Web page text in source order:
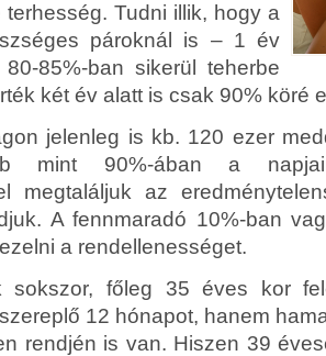
terhesség. Tudni illik, hogy a
pároknál is – 1 év
85%-ban sikerül teherbe
két év alatt is csak 90% köré
jelenleg is kb. 120 ezer
mint 90%-ában a
megtaláljuk az
A fennmaradó 10%-ban
a rendellenességet.
sokszor, főleg 35 éves kor
12 hónapot, hanem
rendjén is van. Hiszen 39